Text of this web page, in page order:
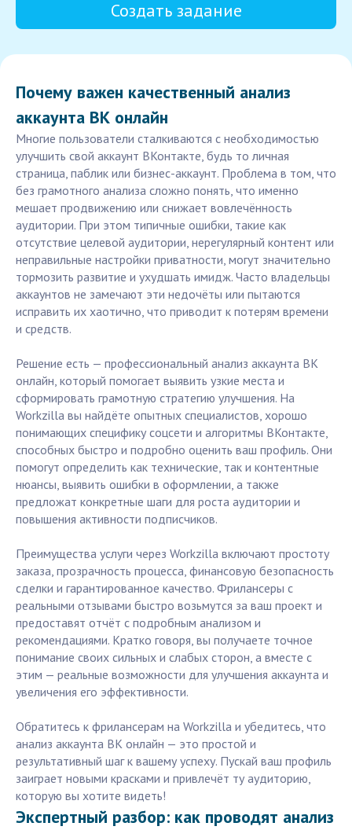
Создать задание
Почему важен качественный анализ
аккаунта ВК онлайн
Многие пользователи сталкиваются с необходимостью
улучшить свой аккаунт ВКонтакте, будь то личная
страница, паблик или бизнес-аккаунт. Проблема в том, что
без грамотного анализа сложно понять, что именно
мешает продвижению или снижает вовлечённость
аудитории. При этом типичные ошибки, такие как
отсутствие целевой аудитории, нерегулярный контент или
неправильные настройки приватности, могут значительно
тормозить развитие и ухудшать имидж. Часто владельцы
аккаунтов не замечают эти недочёты или пытаются
исправить их хаотично, что приводит к потерям времени
и средств.
Решение есть — профессиональный анализ аккаунта ВК
онлайн, который помогает выявить узкие места и
сформировать грамотную стратегию улучшения. На
Workzilla вы найдёте опытных специалистов, хорошо
понимающих специфику соцсети и алгоритмы ВКонтакте,
способных быстро и подробно оценить ваш профиль. Они
помогут определить как технические, так и контентные
нюансы, выявить ошибки в оформлении, а также
предложат конкретные шаги для роста аудитории и
повышения активности подписчиков.
Преимущества услуги через Workzilla включают простоту
заказа, прозрачность процесса, финансовую безопасность
сделки и гарантированное качество. Фрилансеры с
реальными отзывами быстро возьмутся за ваш проект и
предоставят отчёт с подробным анализом и
рекомендациями. Кратко говоря, вы получаете точное
понимание своих сильных и слабых сторон, а вместе с
этим — реальные возможности для улучшения аккаунта и
увеличения его эффективности.
Обратитесь к фрилансерам на Workzilla и убедитесь, что
анализ аккаунта ВК онлайн — это простой и
результативный шаг к вашему успеху. Пускай ваш профиль
заиграет новыми красками и привлечёт ту аудиторию,
которую вы хотите видеть!
Экспертный разбор: как проводят анализ